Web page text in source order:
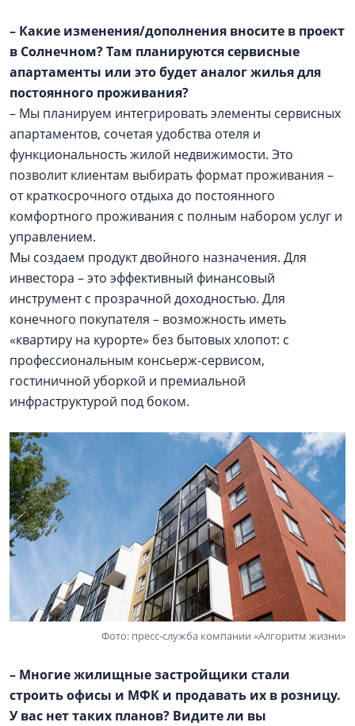
– Какие изменения/дополнения вносите в проект
в Солнечном? Там планируются сервисные
апартаменты или это будет аналог жилья для
постоянного проживания?
– Мы планируем интегрировать элементы сервисных
апартаментов, сочетая удобства отеля и
функциональность жилой недвижимости. Это
позволит клиентам выбирать формат проживания –
от краткосрочного отдыха до постоянного
комфортного проживания с полным набором услуг и
управлением.
Мы создаем продукт двойного назначения. Для
инвестора – это эффективный финансовый
инструмент с прозрачной доходностью. Для
конечного покупателя – возможность иметь
«квартиру на курорте» без бытовых хлопот: с
профессиональным консьерж-сервисом,
гостиничной уборкой и премиальной
инфраструктурой под боком.
Фото: пресс-служба компании «Алгоритм жизни»
– Многие жилищные застройщики стали
строить офисы и МФК и продавать их в розницу.
У вас нет таких планов? Видите ли вы